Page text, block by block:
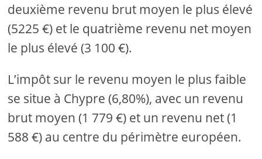
deuxième revenu brut moyen le plus élevé
(5225 €) et le quatrième revenu net moyen
le plus élevé (3 100 €).
L’impôt sur le revenu moyen le plus faible
se situe à Chypre (6,80%), avec un revenu
brut moyen (1 779 €) et un revenu net (1
588 €) au centre du périmètre européen.